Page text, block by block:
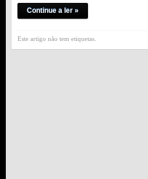
Continue a ler »
Este artigo não tem etiquetas.